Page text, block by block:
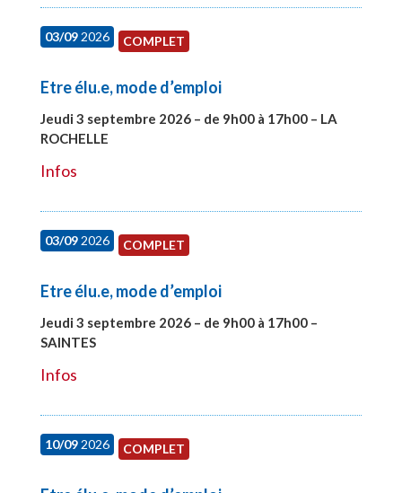
03/092026 COMPLET
Etre élu.e, mode d’emploi
Jeudi 3 septembre 2026 – de 9h00 à 17h00 – LA
ROCHELLE
Infos
03/092026 COMPLET
Etre élu.e, mode d’emploi
Jeudi 3 septembre 2026 – de 9h00 à 17h00 –
SAINTES
Infos
10/092026 COMPLET